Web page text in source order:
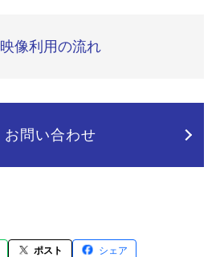
映像利用の流れ
お問い合わせ
ポスト シェア